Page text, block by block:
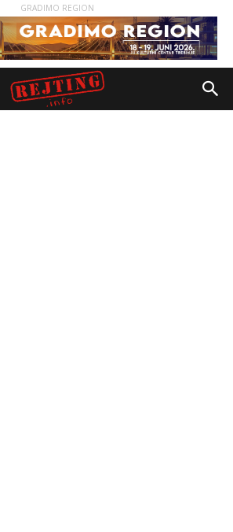
GRADIMO REGION